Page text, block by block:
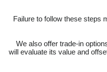
Failure to follow these steps
We also offer trade-in
will evaluate its value and